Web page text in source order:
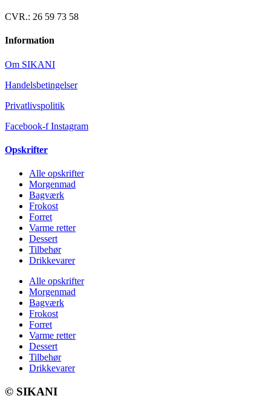
CVR.: 26 59 73 58
Information
Om SIKANI
Handelsbetingelser
Privatlivspolitik
Facebook-f Instagram
Opskrifter
Alle opskrifter
Morgenmad
Bagværk
Frokost
Forret
Varme retter
Dessert
Tilbehør
Drikkevarer
Alle opskrifter
Morgenmad
Bagværk
Frokost
Forret
Varme retter
Dessert
Tilbehør
Drikkevarer
© SIKANI